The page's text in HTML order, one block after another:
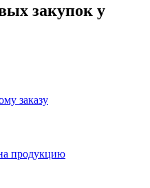
закупок у
заказу
продукцию